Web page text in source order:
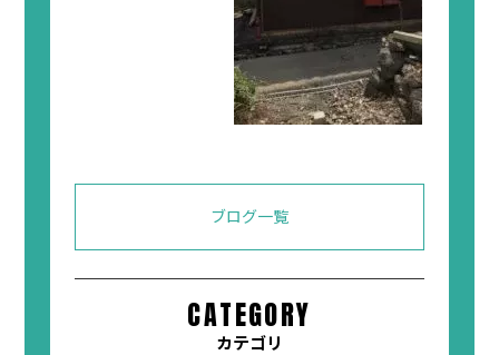
ブログ一覧
CATEGORY
カテゴリ